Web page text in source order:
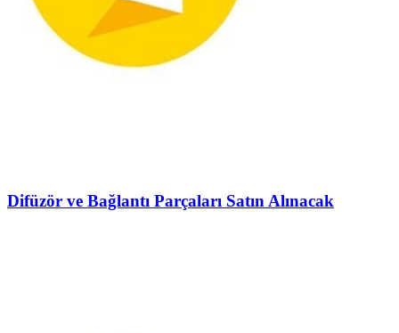
Difüzör ve Bağlantı Parçaları Satın Alınacak